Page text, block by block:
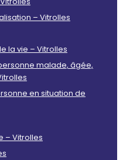
– Vitrolles
la vie – Vitrolles
malade, âgée,
en situation de
– Vitrolles